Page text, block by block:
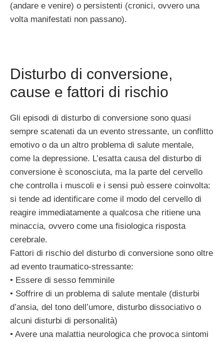
(andare e venire) o persistenti (cronici, ovvero una
volta manifestati non passano).
Disturbo di conversione,
cause e fattori di rischio
Gli episodi di disturbo di conversione sono quasi
sempre scatenati da un evento stressante, un conflitto
emotivo o da un altro problema di salute mentale,
come la depressione. L’esatta causa del disturbo di
conversione è sconosciuta, ma la parte del cervello
che controlla i muscoli e i sensi può essere coinvolta:
si tende ad identificare come il modo del cervello di
reagire immediatamente a qualcosa che ritiene una
minaccia, ovvero come una fisiologica risposta
cerebrale.
Fattori di rischio del disturbo di conversione sono oltre
ad evento traumatico-stressante:
• Essere di sesso femminile
• Soffrire di un problema di salute mentale (disturbi
d’ansia, del tono dell’umore, disturbo dissociativo o
alcuni disturbi di personalità)
• Avere una malattia neurologica che provoca sintomi